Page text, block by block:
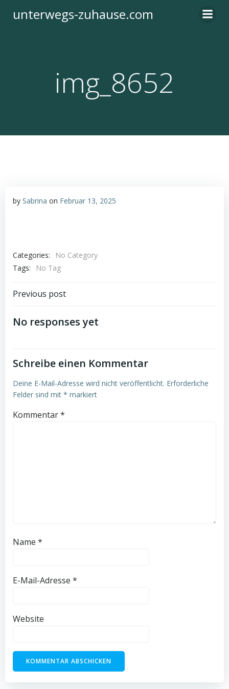
Inhalt
unterwegs-zuhause.com
img_8652
by Sabrina on Februar 13, 2025
Categories:
No Category
Tags:
No Tag
Post
navigation
Previous post
No responses yet
Schreibe einen Kommentar
Deine E-Mail-Adresse wird nicht veröffentlicht. Erforderliche
Felder sind mit * markiert
Kommentar*
Name *
E-Mail-Adresse *
Website